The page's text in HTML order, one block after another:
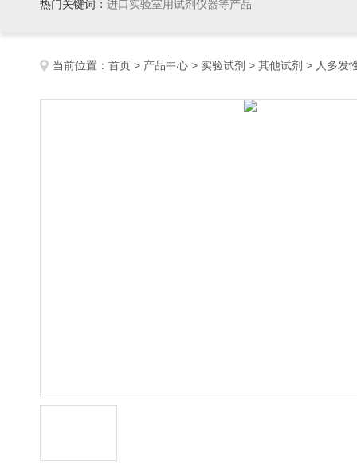
热门关键词： 进口实验室用试剂仪器等产品
当前位置： 首页 > 产品中心 > 实验试剂 > 其他试剂 > 人多发